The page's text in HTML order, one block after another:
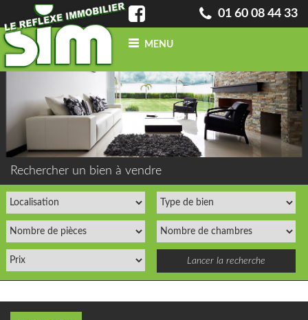
01 60 08 44 33
MENU
ACCUEIL
QUI SOMMES-NOUS ?
INFO
BLOG
CONTACT
ACHETERUN BIEN
VENDRE
CONFIEZ-NOUSVOTRE
RECHERCHE
ESTIMATIONGRATUITE
NOS BIENSVENDUS
Rechercher un bien à vendre